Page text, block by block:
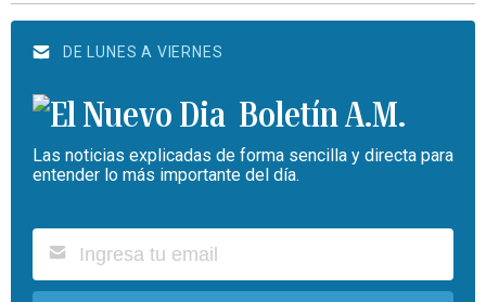
DE LUNES A VIERNES
Boletín A.M.
Las noticias explicadas de forma sencilla y directa para
entender lo más importante del día.